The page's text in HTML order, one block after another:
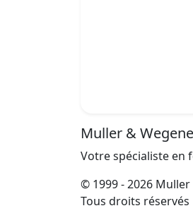
Muller &
Votre spécialiste en
© 1999 - 2026
Tous droits réservés